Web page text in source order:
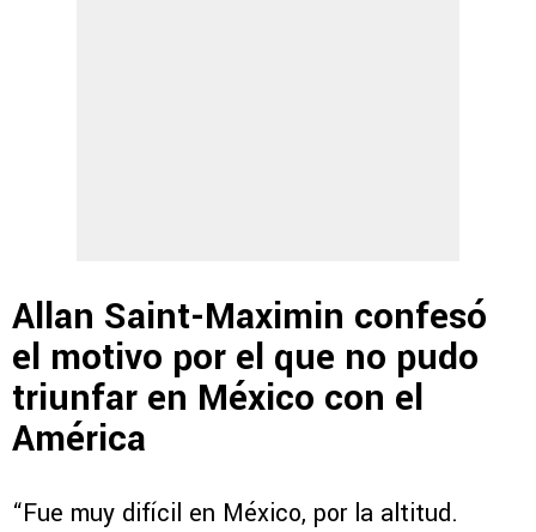
Allan Saint-Maximin confesó
el motivo por el que no pudo
triunfar en México con el
América
“Fue muy difícil en México, por la altitud.